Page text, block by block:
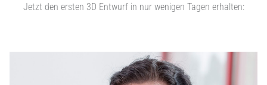
Jetzt den ersten 3D Entwurf in nur wenigen Tagen erhalten: